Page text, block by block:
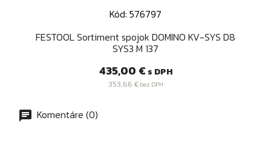
Kód: 576797
FESTOOL Sortiment spojok DOMINO KV-SYS D8
SYS3 M 137
Cena
435,00 € s DPH
353,66 €bez DPH
Komentáre (0)